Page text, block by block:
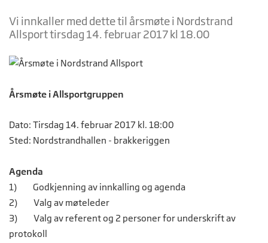
Vi innkaller med dette til årsmøte i Nordstrand
Allsport tirsdag 14. februar 2017 kl 18.00
Årsmøte i Allsportgruppen
Dato: Tirsdag 14. februar 2017 kl. 18:00
Sted: Nordstrandhallen - brakkeriggen
Agenda
1) Godkjenning av innkalling og agenda
2) Valg av møteleder
3) Valg av referent og 2 personer for underskrift av
protokoll